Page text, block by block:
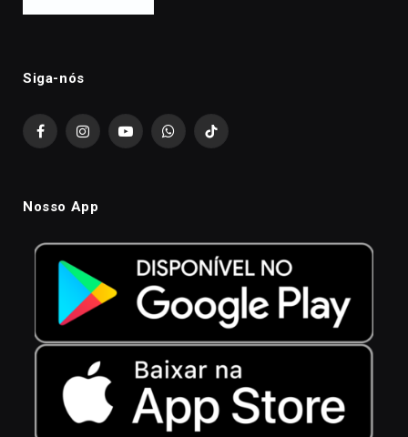
Siga-nós
FacebookInstagramYouTubeWhatsAppTikTok
Nosso App